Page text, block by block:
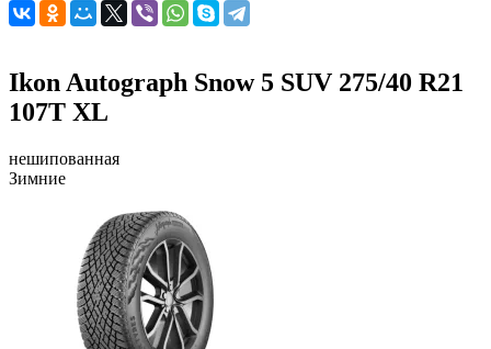
Ikon Autograph Snow 5 SUV 275/40 R21
107T XL
нешипованная
Зимние